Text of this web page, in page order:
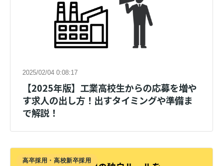
2025/02/04 0:08:17
【2025年版】工業高校生からの応募を増や
す求人の出し方！出すタイミングや準備ま
で解説！
高卒採用・高校新卒採用